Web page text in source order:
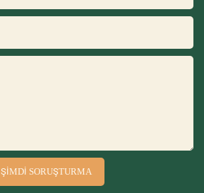
ŞIMDI SORUŞTURMA